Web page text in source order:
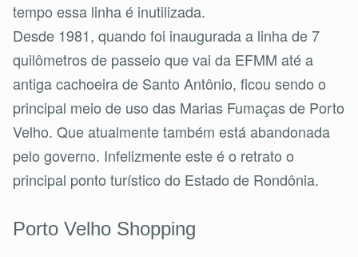
tempo essa linha é inutilizada.
Desde 1981, quando foi inaugurada a linha de 7
quilômetros de passeio que vai da EFMM até a
antiga cachoeira de Santo Antônio, ficou sendo o
principal meio de uso das Marias Fumaças de Porto
Velho. Que atualmente também está abandonada
pelo governo. Infelizmente este é o retrato o
principal ponto turístico do Estado de Rondônia.
Porto Velho Shopping